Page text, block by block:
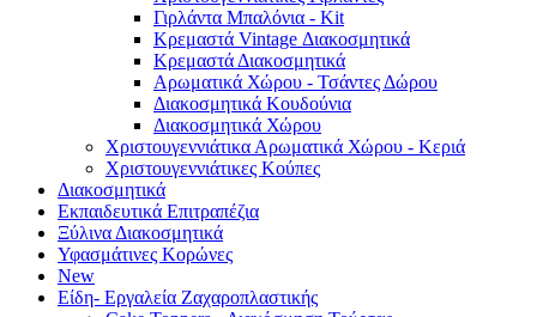
Γιρλάντα Μπαλόνια - Kit
Κρεμαστά Vintage Διακοσμητικά
Κρεμαστά Διακοσμητικά
Αρωματικά Χώρου - Τσάντες Δώρου
Διακοσμητικά Κουδούνια
Διακοσμητικά Χώρου
Χριστουγεννιάτικα Αρωματικά Χώρου - Κεριά
Χριστουγεννιάτικες Κούπες
Διακοσμητικά
Εκπαιδευτικά Επιτραπέζια
Ξύλινα Διακοσμητικά
Υφασμάτινες Κορώνες
New
Είδη- Εργαλεία Ζαχαροπλαστικής